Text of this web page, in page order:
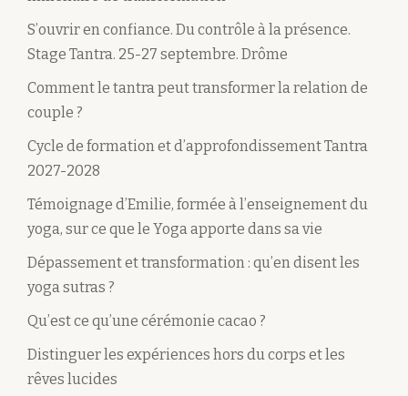
S’ouvrir en confiance. Du contrôle à la présence.
Stage Tantra. 25-27 septembre. Drôme
Comment le tantra peut transformer la relation de
couple ?
Cycle de formation et d’approfondissement Tantra
2027-2028
Témoignage d’Emilie, formée à l’enseignement du
yoga, sur ce que le Yoga apporte dans sa vie
Dépassement et transformation : qu’en disent les
yoga sutras ?
Qu’est ce qu’une cérémonie cacao ?
Distinguer les expériences hors du corps et les
rêves lucides